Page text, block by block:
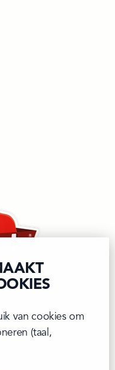
passé
van cookies om
(taal,